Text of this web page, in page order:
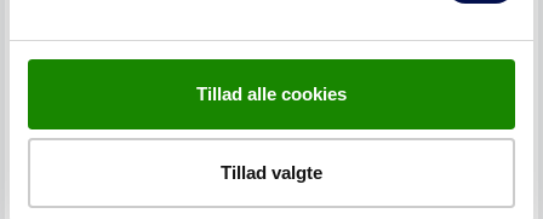
Tillad alle cookies
Tillad valgte
LÆS NÆSTE
STABLE DØRE - SOLIDE
INDVENDIGE DØRE MED EKSKLUSIV
FINISH
KATEGORIER